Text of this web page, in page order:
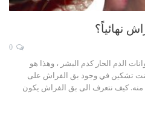
نهائياً؟
الدم الحار كدم البشر ، وهذا هو
تشكين في وجود بق الفراش على
كيف نتعرف الى بق الفراش يكون